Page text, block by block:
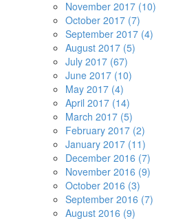
November 2017 (10)
October 2017 (7)
September 2017 (4)
August 2017 (5)
July 2017 (67)
June 2017 (10)
May 2017 (4)
April 2017 (14)
March 2017 (5)
February 2017 (2)
January 2017 (11)
December 2016 (7)
November 2016 (9)
October 2016 (3)
September 2016 (7)
August 2016 (9)